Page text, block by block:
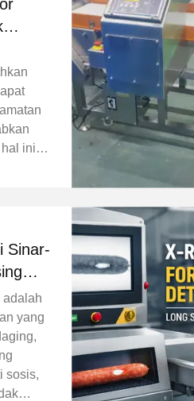
ini,
Sinar-
adalah
yang
sosis,